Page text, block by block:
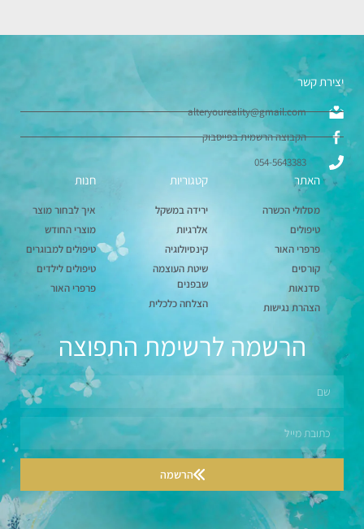
יצירת קשר
alteryoureality@gmail.com
הקבוצה הרשמית בפייסבוק
054-5643383
האתר
מסלולי הכשרה
טיפולים
פרפרי האור
קורסים
סדנאות
הצהרת נגישות
קטגוריות
ירידה במשקל
אלרגיות
קינסיולוגיה
שיטת העוצמה
שבפנים
הצלחה כלכלית
חנות
איך לבחור מוצר
מוצרי החודש
טיפולים למבוגרים
טיפולים לילדים
פרפרי האור
הרשמה לרשימת התפוצה
הרשמה